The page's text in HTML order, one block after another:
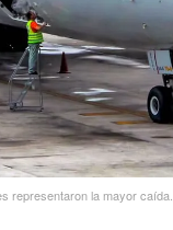
representaron la mayor caí­da.